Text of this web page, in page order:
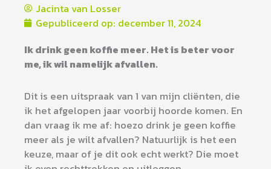
Jacinta van Losser
Gepubliceerd op: december 11, 2024
Ik drink geen koffie meer. Het is beter voor
me, ik wil namelijk afvallen.
Dit is een uitspraak van 1 van mijn cliënten, die
ik het afgelopen jaar voorbij hoorde komen. En
dan vraag ik me af: hoezo drink je geen koffie
meer als je wilt afvallen? Natuurlijk is het een
keuze, maar of je dit ook echt werkt? Die moet